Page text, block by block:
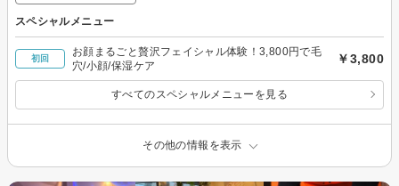
スペシャルメニュー
初回
お顔まるごと贅沢フェイシャル体験！3,800円で毛
穴/小顔/保湿ケア
￥3,800
すべてのスペシャルメニューを見る
その他の情報を表示